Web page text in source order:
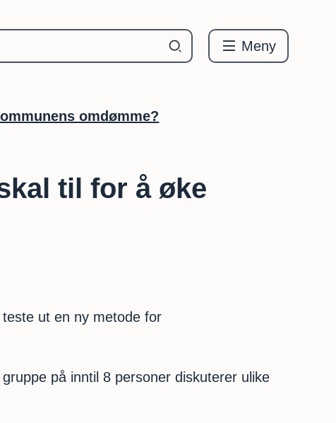
Meny
omdømme?
til for å øke
ut en ny metode for
på inntil 8 personer diskuterer ulike